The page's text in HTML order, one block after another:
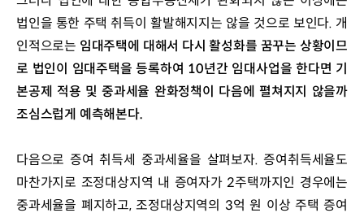
법인을 통한 주택 취득이 활발해지지는 않을 것으로 보인다. 개
인적으로는 임대주택에 대해서 다시 활성화를 꿈꾸는 상황이므
로 법인이 임대주택을 등록하여 10년간 임대사업을 한다면 기
본공제 적용 및 중과세율 완화정책이 다음에 펼쳐지지 않을까
조심스럽게 예측해본다.
다음으로 증여 취득세 중과세율을 살펴보자. 증여취득세율도
마찬가지로 조정대상지역 내 증여자가 2주택까지인 경우에는
중과세율을 폐지하고, 조정대상지역의 3억 원 이상 주택 증여